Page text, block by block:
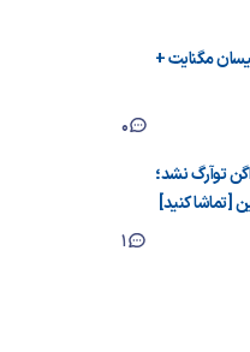
مگنایت +
0
توآرگ نشد؛
[تماشا کنید]
1